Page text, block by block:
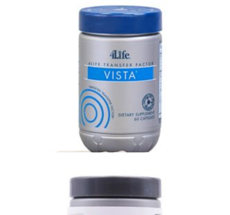
4Life Renuvo met Transfer Factor - anti-stress,
rustgevend, mentale scherpte